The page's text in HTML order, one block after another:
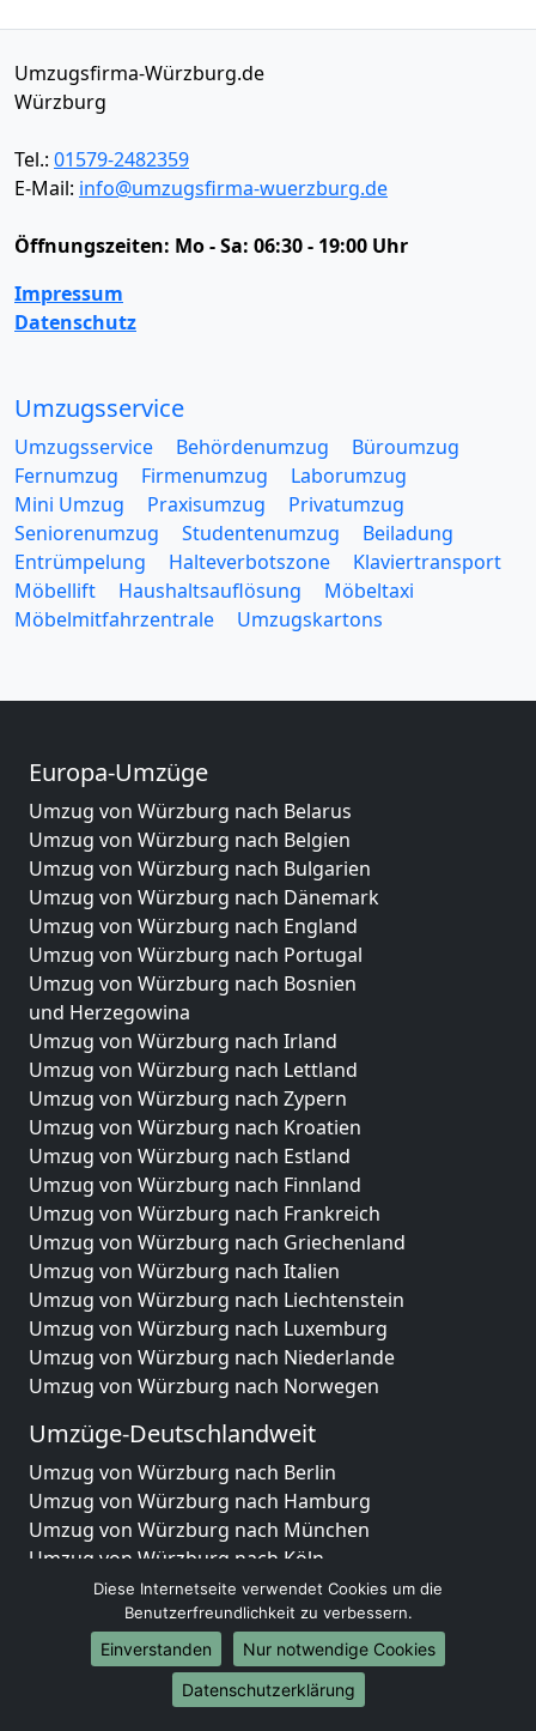
Umzugsfirma-Würzburg.de
Würzburg
Tel.: 01579-2482359
E-Mail: info@umzugsfirma-wuerzburg.de
Öffnungszeiten: Mo - Sa: 06:30 - 19:00 Uhr
Impressum
Datenschutz
Umzugsservice
Umzugsservice Behördenumzug
Büroumzug
Fernumzug
Firmenumzug
Laborumzug
Mini Umzug
Praxisumzug
Privatumzug
Seniorenumzug
Studentenumzug
Beiladung
Entrümpelung
Halteverbotszone
Klaviertransport
Möbellift
Haushaltsauflösung
Möbeltaxi
Möbelmitfahrzentrale
Umzugskartons
Europa-Umzüge
Umzug von Würzburg nach Belarus
Umzug von Würzburg nach Belgien
Umzug von Würzburg nach Bulgarien
Umzug von Würzburg nach Dänemark
Umzug von Würzburg nach England
Umzug von Würzburg nach Portugal
Umzug von Würzburg nach Bosnien
und Herzegowina
Umzug von Würzburg nach Irland
Umzug von Würzburg nach Lettland
Umzug von Würzburg nach Zypern
Umzug von Würzburg nach Kroatien
Umzug von Würzburg nach Estland
Umzug von Würzburg nach Finnland
Umzug von Würzburg nach Frankreich
Umzug von Würzburg nach Griechenland
Umzug von Würzburg nach Italien
Umzug von Würzburg nach Liechtenstein
Umzug von Würzburg nach Luxemburg
Umzug von Würzburg nach Niederlande
Umzug von Würzburg nach Norwegen
Umzüge-Deutschlandweit
Umzug von Würzburg nach Berlin
Umzug von Würzburg nach Hamburg
Umzug von Würzburg nach München
Umzug von Würzburg nach Köln
Umzug von Würzburg nach Frankfurt am Main
Umzug von Würzburg nach Stuttgart
Umzug von Würzburg nach Düsseldorf
Umzug von Würzburg nach Leipzig
Umzug von Würzburg nach Dortmund
Diese Internetseite verwendet Cookies um die
Benutzerfreundlichkeit zu verbessern.
Einverstanden
Nur notwendige Cookies
Datenschutzerklärung